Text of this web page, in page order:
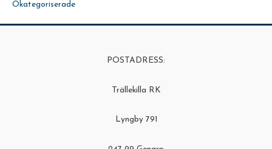
Okategoriserade
POSTADRESS:
Trällekilla RK
Lyngby 791